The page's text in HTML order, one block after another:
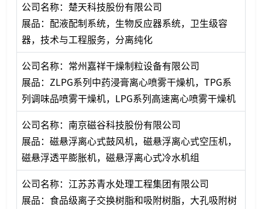
公司名称：楚天科技股份有限公司
展品：配液配制系统，生物反应器系统，卫生级容
器，技术与工程服务，分离纯化
公司名称：常州嘉祥干燥制粒设备有限公司
展品：ZLPG系列中药浸膏离心喷雾干燥机，TPG系
列调味品喷雾干燥机，LPG系列高速离心喷雾干燥机
公司名称：南京磁谷科技股份有限公司
展品：磁悬浮离心式鼓风机，磁悬浮离心式空压机，
磁悬浮透平膨胀机，磁悬浮离心式冷水机组
公司名称：江苏苏青水处理工程集团有限公司
展品：食品级离子交换树脂和吸附树脂，大孔吸附树